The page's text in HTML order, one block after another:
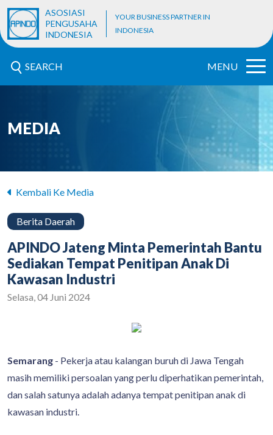
ASOSIASI
PENGUSAHA
INDONESIA
YOUR BUSINESS PARTNER IN
INDONESIA
SEARCH MENU
MEDIA
Kembali Ke Media
Berita Daerah
APINDO Jateng Minta Pemerintah Bantu
Sediakan Tempat Penitipan Anak Di
Kawasan Industri
Selasa, 04 Juni 2024
Semarang - Pekerja atau kalangan buruh di Jawa Tengah
masih memiliki persoalan yang perlu diperhatikan pemerintah,
dan salah satunya adalah adanya tempat penitipan anak di
kawasan industri.